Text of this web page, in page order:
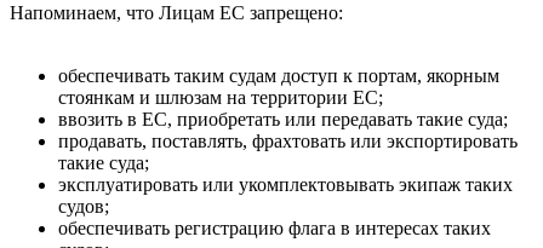
Напоминаем, что Лицам ЕС запрещено:
обеспечивать таким судам доступ к портам, якорным
стоянкам и шлюзам на территории ЕС;
ввозить в ЕС, приобретать или передавать такие суда;
продавать, поставлять, фрахтовать или экспортировать
такие суда;
эксплуатировать или укомплектовывать экипаж таких
судов;
обеспечивать регистрацию флага в интересах таких